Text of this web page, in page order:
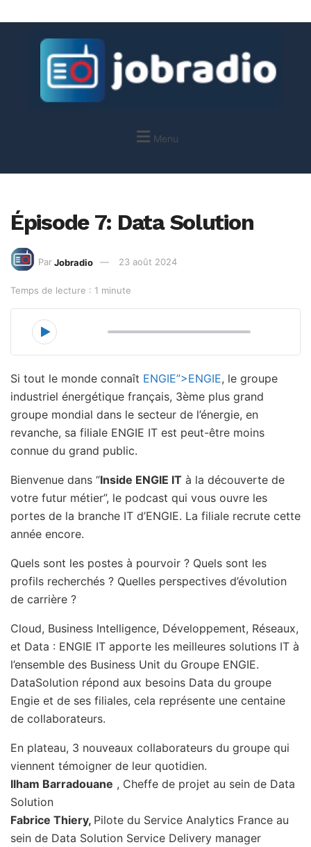
Menu
Épisode 7: Data Solution
Par Jobradio 23 août 2024
Temps de lecture : 1 minute
Si tout le monde connaît ENGIE”>ENGIE, le groupe
industriel énergétique français, 3ème plus grand
groupe mondial dans le secteur de l’énergie, en
revanche, sa filiale ENGIE IT est peut-être moins
connue du grand public.
Bienvenue dans “Inside ENGIE IT à la découverte de
votre futur métier”, le podcast qui vous ouvre les
portes de la branche IT d’ENGIE. La filiale recrute cette
année encore.
Quels sont les postes à pourvoir ? Quels sont les
profils recherchés ? Quelles perspectives d’évolution
de carrière ?
Cloud, Business Intelligence, Développement, Réseaux,
et Data : ENGIE IT apporte les meilleures solutions IT à
l’ensemble des Business Unit du Groupe ENGIE.
DataSolution répond aux besoins Data du groupe
Engie et de ses filiales, cela représente une centaine
de collaborateurs.
En plateau, 3 nouveaux collaborateurs du groupe qui
viennent témoigner de leur quotidien.
Ilham Barradouane , Cheffe de projet au sein de Data
Solution
Fabrice Thiery, Pilote du Service Analytics France au
sein de Data Solution Service Delivery manager